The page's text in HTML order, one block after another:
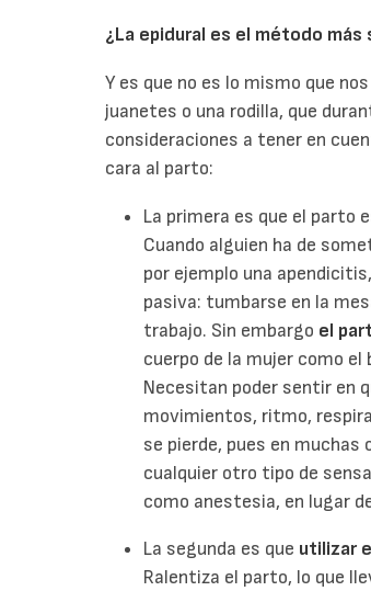
¿La epidural es el método
Y es que no es lo mismo que
juanetes o una rodilla, que
consideraciones a tener en
cara al parto:
La primera es que el parto
Cuando alguien ha de
por ejemplo una
pasiva: tumbarse en la
trabajo. Sin embargo el
cuerpo de la mujer como
Necesitan poder sentir en
movimientos, ritmo,
se pierde, pues en muchas
cualquier otro tipo de
como anestesia, en lugar
La segunda es que utilizar
Ralentiza el parto, lo que